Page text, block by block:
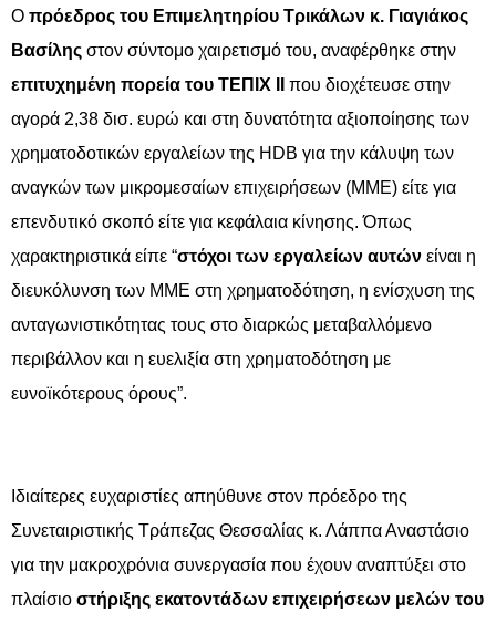
Ο πρόεδρος του Επιμελητηρίου Τρικάλων κ. Γιαγιάκος
Βασίλης στον σύντομο χαιρετισμό του, αναφέρθηκε στην
επιτυχημένη πορεία του ΤΕΠΙΧ ΙΙ
που διοχέτευσε στην
αγορά 2,38 δισ. ευρώ και στη δυνατότητα αξιοποίησης των
χρηματοδοτικών εργαλείων της HDB για την κάλυψη των
αναγκών των μικρομεσαίων επιχειρήσεων (ΜΜΕ) είτε για
επενδυτικό σκοπό είτε για κεφάλαια κίνησης. Όπως
χαρακτηριστικά είπε “στόχοι των εργαλείων αυτών είναι η
διευκόλυνση των ΜΜΕ στη χρηματοδότηση, η ενίσχυση της
ανταγωνιστικότητας τους στο διαρκώς μεταβαλλόμενο
περιβάλλον και η ευελιξία στη χρηματοδότηση με
ευνοϊκότερους όρους”.
Ιδιαίτερες ευχαριστίες απηύθυνε στον πρόεδρο της
Συνεταιριστικής Τράπεζας Θεσσαλίας κ. Λάππα Αναστάσιο
για την μακροχρόνια συνεργασία που έχουν αναπτύξει στο
πλαίσιο στήριξης εκατοντάδων επιχειρήσεων μελών του